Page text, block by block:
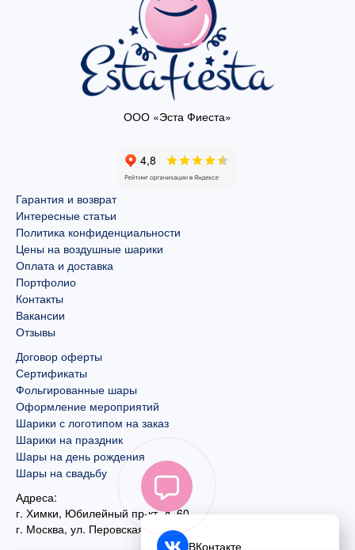
ООО «Эста Фиеста»
Гарантия и возврат
Интересные статьи
Политика конфиденциальности
Цены на воздушные шарики
Оплата и доставка
Портфолио
Контакты
Вакансии
Отзывы
Договор оферты
Сертификаты
Фольгированные шары
Оформление мероприятий
Шарики с логотипом на заказ
Шарики на праздник
Шары на день рождения
Шары на свадьбу
Адреса:
г. Химки, Юбилейный пр-кт, д. 60
г. Москва, ул. Перовская, д. 59
ВКонтакте